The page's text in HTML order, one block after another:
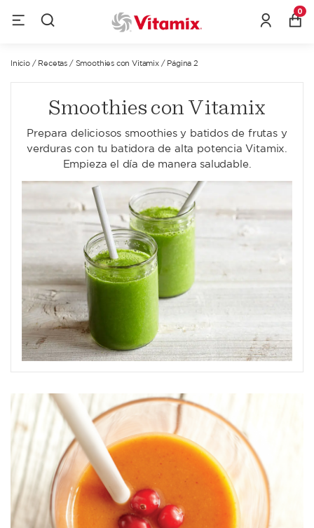
0
Inicio/ Recetas / Smoothies con Vitamix/ Página 2
Smoothies con Vitamix
Prepara deliciosos smoothies y batidos de frutas y
verduras con tu batidora de alta potencia Vitamix.
Empieza el día de manera saludable.